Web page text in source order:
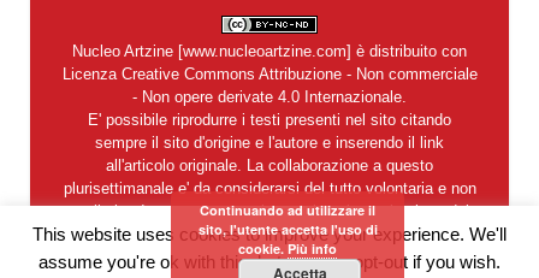
Nucleo Artzine [www.nucleoartzine.com] è distribuito con
Licenza Creative Commons Attribuzione - Non commerciale
- Non opere derivate 4.0 Internazionale
E' possibile riprodurre i testi presenti nel sito citando
sempre il sito d'origine e l'autore e inserendo il link
all'articolo originale. La collaborazione a questo
plurisettimanale e' da considerarsi del tutto volontaria e non
retribuita. In nessun caso si garantisce la restituzione dei
materiali inviati alla redazione. Del contenuto degli articoli e
degli annunci pubblicitari sono legalmente responsabili i
This website uses cookies to improve your experience. We'll
assume you're ok with this, but you can opt-out if you wish.
Continuando ad utilizzare il
sito, l'utente accetta l'uso di
cookie.Più info
Accetta